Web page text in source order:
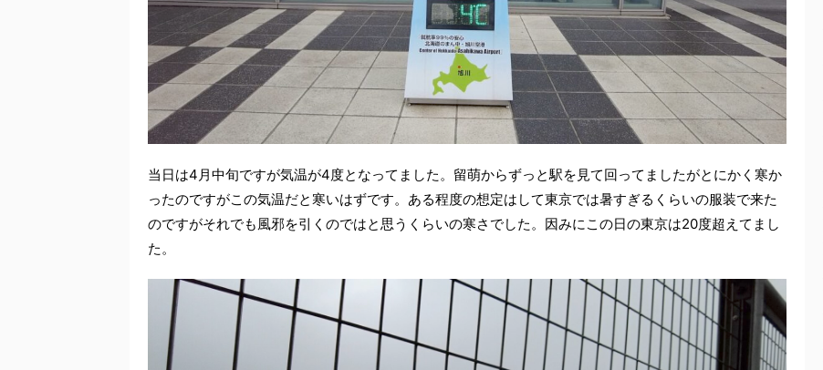
当日は4月中旬ですが気温が4度となってました。留萌からずっと駅を見て回ってましたがとにかく寒か
ったのですがこの気温だと寒いはずです。ある程度の想定はして東京では暑すぎるくらいの服装で来た
のですがそれでも風邪を引くのではと思うくらいの寒さでした。因みにこの日の東京は20度超えてまし
た。